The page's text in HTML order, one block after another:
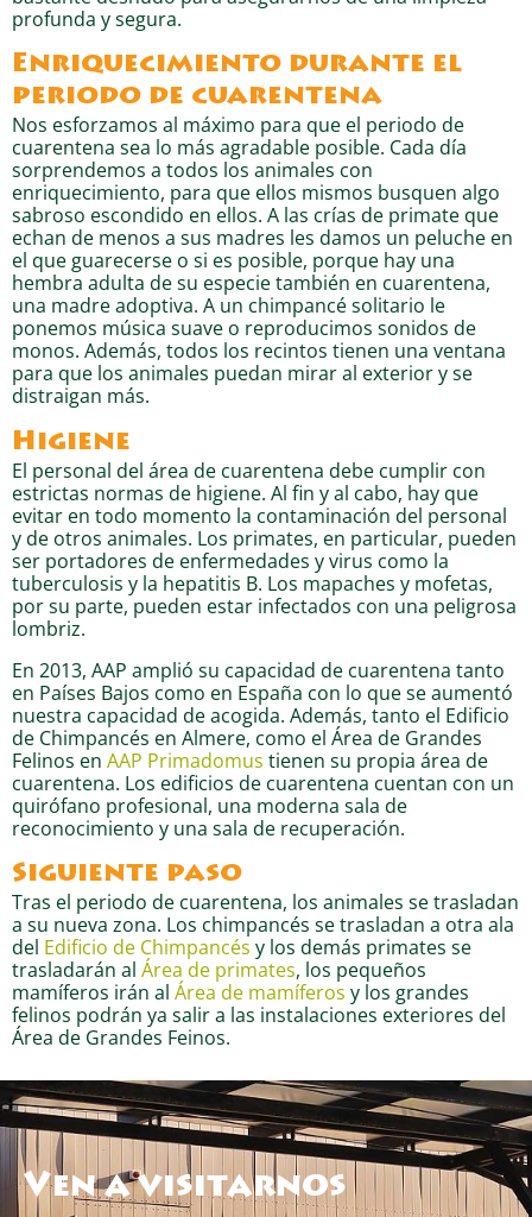
profunda y segura.
Enriquecimiento durante el
periodo de cuarentena
Nos esforzamos al máximo para que el periodo de
cuarentena sea lo más agradable posible. Cada día
sorprendemos a todos los animales con
enriquecimiento, para que ellos mismos busquen algo
sabroso escondido en ellos. A las crías de primate que
echan de menos a sus madres les damos un peluche en
el que guarecerse o si es posible, porque hay una
hembra adulta de su especie también en cuarentena,
una madre adoptiva. A un chimpancé solitario le
ponemos música suave o reproducimos sonidos de
monos. Además, todos los recintos tienen una ventana
para que los animales puedan mirar al exterior y se
distraigan más.
Higiene
El personal del área de cuarentena debe cumplir con
estrictas normas de higiene. Al fin y al cabo, hay que
evitar en todo momento la contaminación del personal
y de otros animales. Los primates, en particular, pueden
ser portadores de enfermedades y virus como la
tuberculosis y la hepatitis B. Los mapaches y mofetas,
por su parte, pueden estar infectados con una peligrosa
lombriz.
En 2013, AAP amplió su capacidad de cuarentena tanto
en Países Bajos como en España con lo que se aumentó
nuestra capacidad de acogida. Además, tanto el Edificio
de Chimpancés en Almere, como el Área de Grandes
Felinos en AAP Primadomus tienen su propia área de
cuarentena. Los edificios de cuarentena cuentan con un
quirófano profesional, una moderna sala de
reconocimiento y una sala de recuperación.
Siguiente paso
Tras el periodo de cuarentena, los animales se trasladan
a su nueva zona. Los chimpancés se trasladan a otra ala
del Edificio de Chimpancés y los demás primates se
trasladarán al Área de primates, los pequeños
mamíferos irán al Área de mamíferos y los grandes
felinos podrán ya salir a las instalaciones exteriores del
Área de Grandes Feinos.
Ven a visitarnos